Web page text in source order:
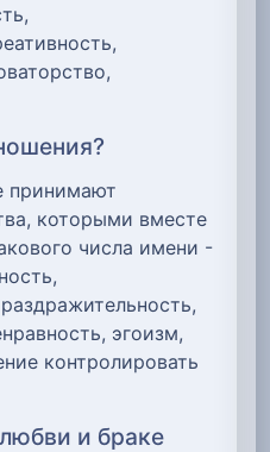
принимают
которыми вместе
числа имени -
эгоизм,
контролировать
и браке